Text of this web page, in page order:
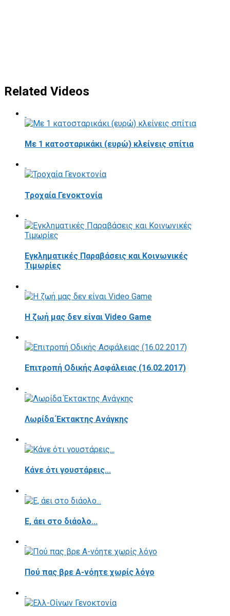
Related Videos
Με 1 κατοσταρικάκι (ευρώ) κλείνεις σπίτια
Τροχαία Γενοκτονία
Εγκληματικές Παραβάσεις και Κοινωνικές
Τιμωρίες
Η ζωή μας δεν είναι Video Game
Επιτροπή Οδικής Ασφάλειας (16.02.2017)
Λωρίδα Έκτακτης Ανάγκης
Κάνε ότι γουστάρεις...
E, άει στο διάολο...
Πού πας βρε Α-νόητε χωρίς λόγο